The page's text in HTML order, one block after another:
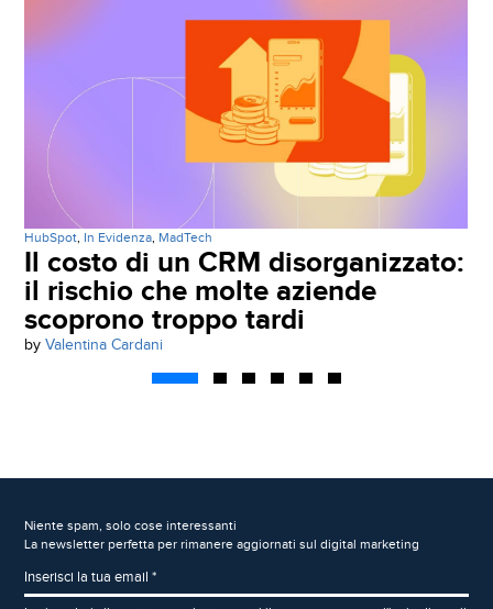
HubSpot, In Evidenza, MadTech
Il costo di un CRM disorganizzato:
il rischio che molte aziende
scoprono troppo tardi
byValentina Cardani
Niente spam, solo cose interessanti
La newsletter perfetta per rimanere aggiornati sul digital marketing